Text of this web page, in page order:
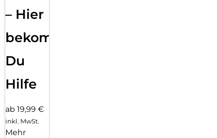
– Hier
bekommst
Du
Hilfe
ab 19,99 €
inkl. MwSt.
Mehr